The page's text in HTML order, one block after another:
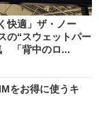
快適」ザ・ノー
の“スウェットパー
「背中のロ...
をお得に使うキ